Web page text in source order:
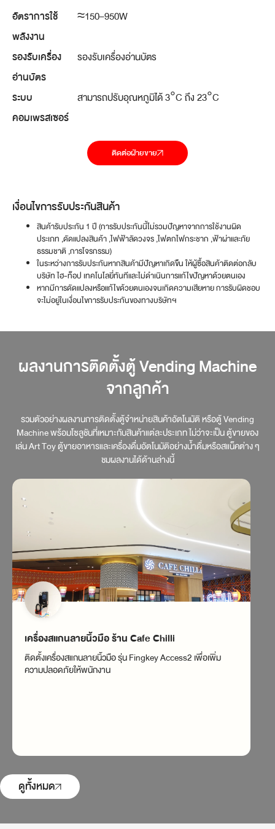
อัตราการใช้
พลังงาน
≈150–950W
รองรับเครื่อง
อ่านบัตร
รองรับเครื่องอ่านบัตร
ระบบ
คอมเพรสเซอร์
สามารถปรับอุณหภูมิได้ 3°C ถึง 23°C
ติดต่อฝ่ายขาย
เงื่อนไขการรับประกันสินค้า
สินค้ารับประกัน 1 ปี (การรับประกันนี้ไม่รวมปัญหาจากการใช้งานผิด
ประเภท ,ดัดแปลงสินค้า ,ไฟฟ้าลัดวงจร ,ไฟตกไฟกระชาก ,ฟ้าผ่าและภัย
ธรรมชาติ ,การโจรกรรม)
ในระหว่างการรับประกันหากสินค้ามีปัญหาเกิดข้ึน ให้ผู้ซื้อสินค้าติดต่อกลับ
บริษัท ไฮ-ท็อป เทคโนโลยี่ทันทีและไม่ดำเนินการแก้ไขปัญหาด้วยตนเอง
หากมีการดัดแปลงหรือแก้ไขด้วยตนเองจนเกิดความเสียหาย การรับผิดชอบ
จะไม่อยู่ในเงื่อนไขการรับประกันของทางบริษัทฯ
ผลงานการติดตั้งตู้ Vending Machine
จากลูกค้า
รวมตัวอย่างผลงานการติดตั้งตู้จำหน่ายสินค้าอัตโนมัติ หรือตู้ Vending
Machine พร้อมโซลูชันที่เหมาะกับสินค้าแต่ละประเภท ไม่ว่าจะเป็น ตู้ขายของ
เล่น Art Toy ตู้ขายอาหารและเครื่องดื่มอัตโนมัติอย่างน้ำดื่มหรือสแน็คต่าง ๆ
ชมผลงานได้ด้านล่างนี้
เครื่องสแกนลายนิ้วมือ ร้าน Cafe Chilli
ติดตั้งเครื่องสแกนลายนิ้วมือ รุ่น Fingkey Access2 เพื่อเพิ่ม
ความปลอดภัยให้พนักงาน
ดูทั้งหมด